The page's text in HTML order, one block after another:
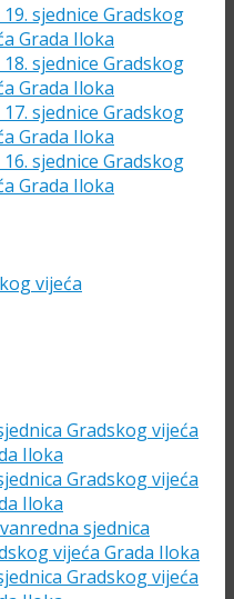
sjednice Gradskog
Grada Iloka
sjednice Gradskog
Grada Iloka
sjednice Gradskog
Grada Iloka
sjednice Gradskog
Grada Iloka
vijeća
Gradskog vijeća
Iloka
Gradskog vijeća
Iloka
sjednica
vijeća Grada Iloka
Gradskog vijeća